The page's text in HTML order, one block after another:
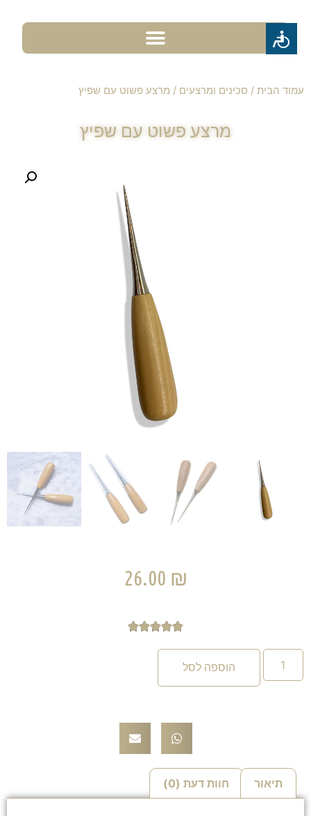
עמוד הבית / סכינים ומרצעים / מרצע פשוט עם שפיץ
26.00 ₪





הוספה לסל
מרצע פשוט עם שפיץ
תיאור חוות דעת (0)